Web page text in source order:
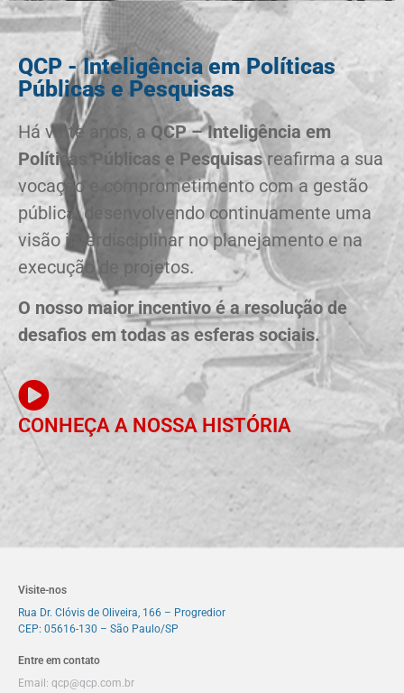
QCP - Inteligência em Políticas
Públicas e Pesquisas
Há vinte anos, a QCP – Inteligência em
Políticas Públicas e Pesquisasreafirma a sua
vocação e comprometimento com a gestão
pública, desenvolvendo continuamente uma
visão interdisciplinar no planejamento e na
execução de projetos.
O nosso maior incentivo é a resolução de
desafios em todas as esferas sociais.
CONHEÇA A NOSSA HISTÓRIA
Visite-nos
Rua Dr. Clóvis de Oliveira, 166 – Progredior
CEP: 05616-130 – São Paulo/SP
Entre em contato
Email: qcp@qcp.com.br